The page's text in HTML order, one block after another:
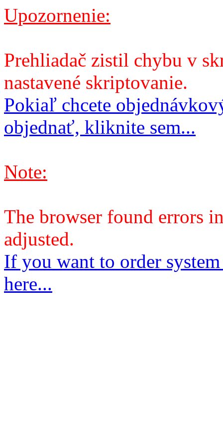
Upozornenie:
Prehliadač zistil chybu v
nastavené skriptovanie.
Pokiaľ chcete
objednať, kliknite sem...
Note:
The browser found errors
adjusted.
If you want to order
here...